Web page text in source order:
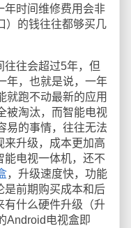
年时间维修费用会非
）的钱往往都够买几
往会超过5年，但
年，也就是说，一年
就跑不动最新的应用
被淘汰，而智能电视
易的事情，往往无法
来升级，成本更加高
能电视一体机，还不
，升级速度快，功能
是前期购买成本和后
有什么硬件升级（升
Android电视盒即